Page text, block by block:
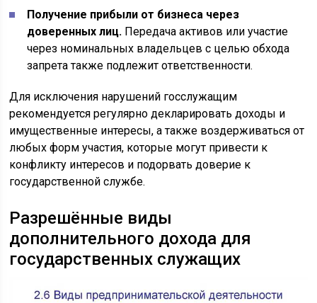
Получение прибыли от бизнеса через
доверенных лиц. Передача активов или участие
через номинальных владельцев с целью обхода
запрета также подлежит ответственности.
Для исключения нарушений госслужащим
рекомендуется регулярно декларировать доходы и
имущественные интересы, а также воздерживаться от
любых форм участия, которые могут привести к
конфликту интересов и подорвать доверие к
государственной службе.
Разрешённые виды
дополнительного дохода для
государственных служащих